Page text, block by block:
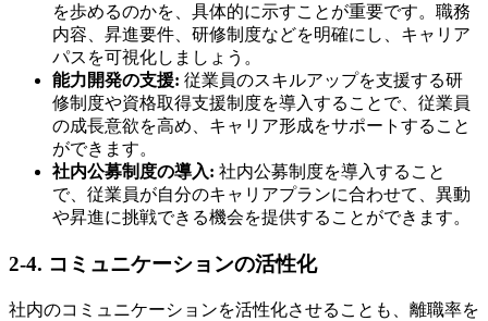
を歩めるのかを、具体的に示すことが重要です。職務
内容、昇進要件、研修制度などを明確にし、キャリア
パスを可視化しましょう。
能力開発の支援: 従業員のスキルアップを支援する研
修制度や資格取得支援制度を導入することで、従業員
の成長意欲を高め、キャリア形成をサポートすること
ができます。
社内公募制度の導入: 社内公募制度を導入すること
で、従業員が自分のキャリアプランに合わせて、異動
や昇進に挑戦できる機会を提供することができます。
2-4. コミュニケーションの活性化
社内のコミュニケーションを活性化させることも、離職率を